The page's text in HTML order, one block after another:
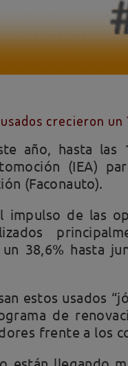
crecieron un
año, hasta las
(IEA)
(Faconauto).
de las
38,6% hasta
estos usados
de
frente a los